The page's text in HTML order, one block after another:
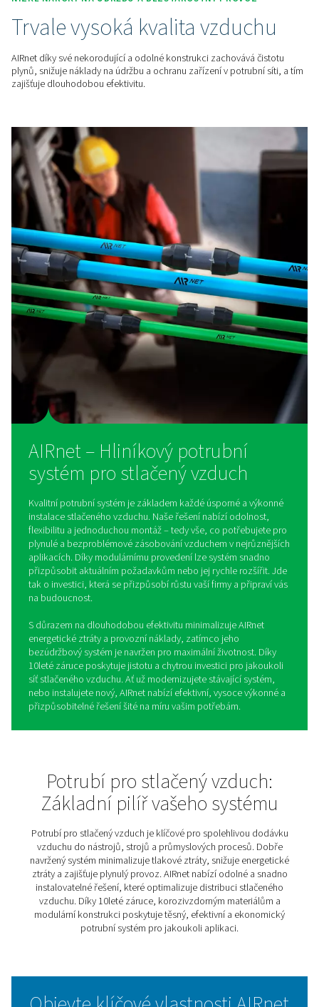
AIRnet nabízí těsné spoje, které zabraňují únikům energie a
průtoku, zatímco nekorodující hliníkové potrubí a
DLOUHODOBÉ ÚSPORY
Udržujte optimální tlak
Pokles tlaku o 1 bar může zvýšit spotřebu energie až o 7 %.
precizně navržený hliníkový potrubní systém, který díky
dimenzím a těsným spojům zajišťuje stabilní tlak a
náročných aplikacích.
NÍZKÉ NÁROKY NA ÚDRŽBU A BEZSTAROSTNÝ
Trvale vysoká kvalita
AIRnet díky své nekorodující a odolné konstrukci
plynů, snižuje náklady na údržbu a ochranu zařízení v
zajišťuje dlouhodobou efektivitu.
AIRnet – Hliníkový potrubní
systém pro stlačený vzduch
Kvalitní potrubní systém je základem každé úsporné a
instalace stlačeného vzduchu. Naše řešení nabízí
flexibilitu a jednoduchou montáž – tedy vše, co
plynulé a bezproblémové zásobování vzduchem v
aplikacích. Díky modulárnímu provedení lze systém